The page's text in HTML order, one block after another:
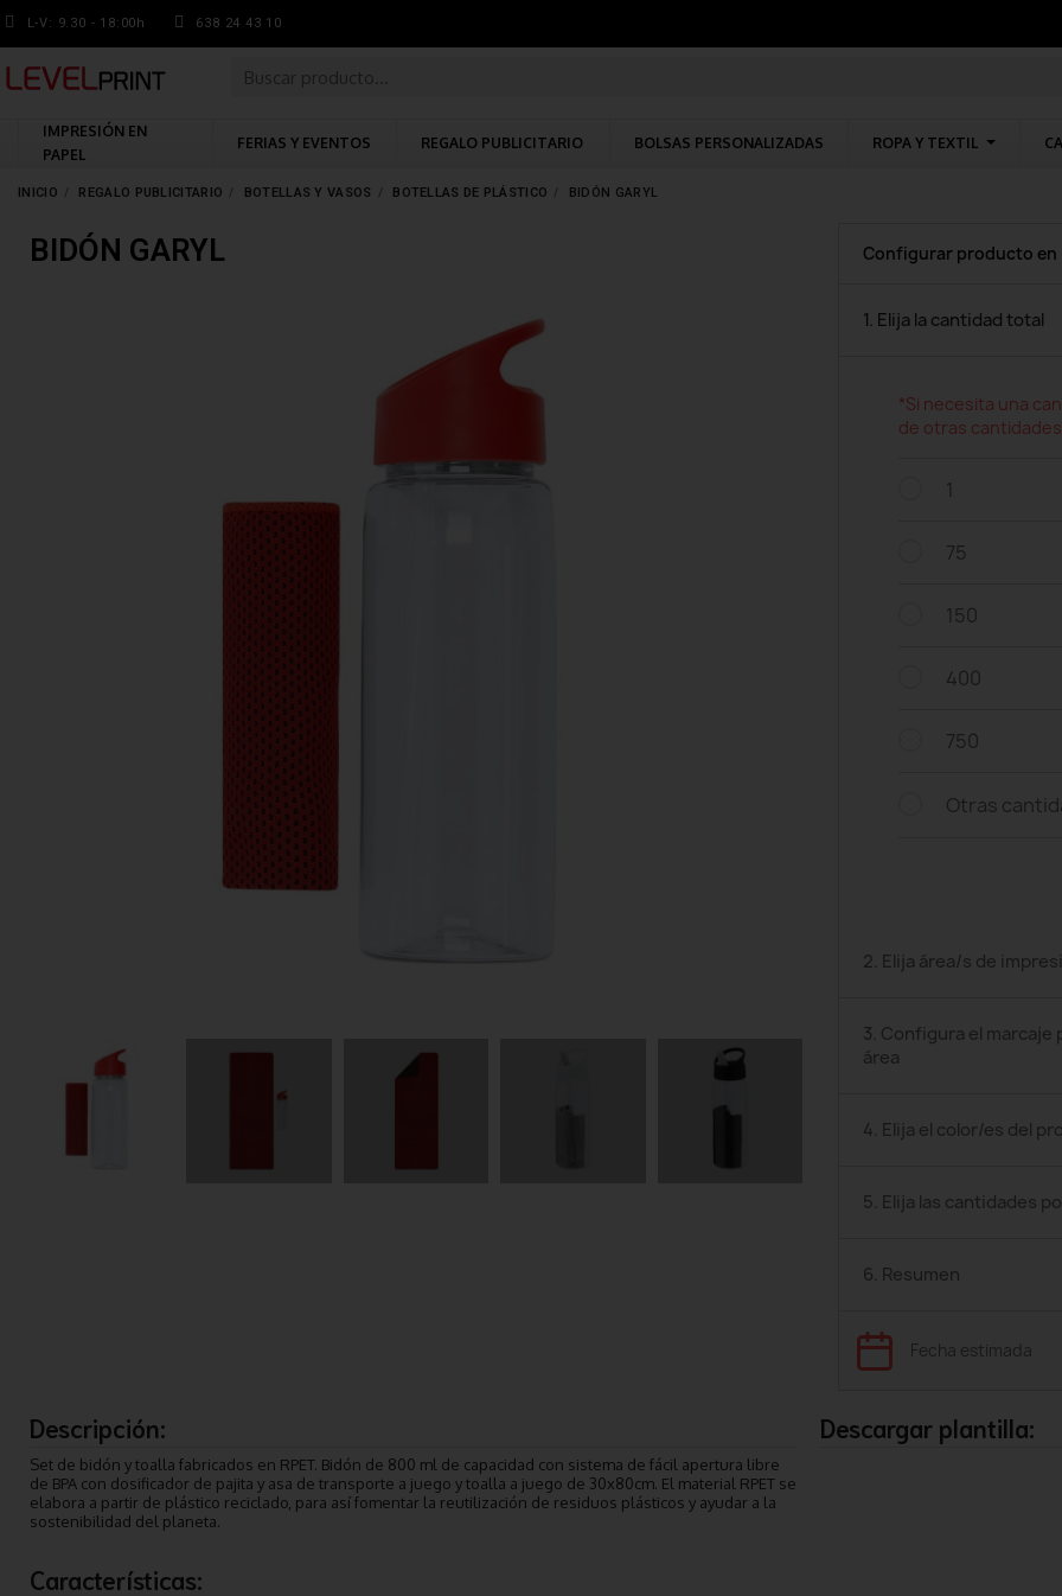
L-V: 9.30 - 18:00h 638 24 43 10
IMPRESIÓN EN
PAPEL
FERIAS Y EVENTOS REGALO PUBLICITARIO BOLSAS PERSONALIZADAS ROPA Y TEXTIL
INICIO REGALO PUBLICITARIO BOTELLAS Y VASOS BOTELLAS DE PLÁSTICO BIDÓN GARYL
BIDÓN GARYL Configurar producto en
1. Elija la cantidad total
*Si necesita una
de otras
1
75
150
400
750
Otras
2. Elija área/s de
3. Configura el marcaje
área
4. Elija el color/es del
5. Elija las cantidades
6. Resumen
Fecha estimada
Descripción:
Set de bidón y toalla fabricados en RPET. Bidón de 800 ml de capacidad con sistema de fácil apertura libre
de BPA con dosificador de pajita y asa de transporte a juego y toalla a juego de 30x80cm. El material RPET se
elabora a partir de plástico reciclado, para así fomentar la reutilización de residuos plásticos y ayudar a la
sostenibilidad del planeta.
Descargar plantilla:
Características: